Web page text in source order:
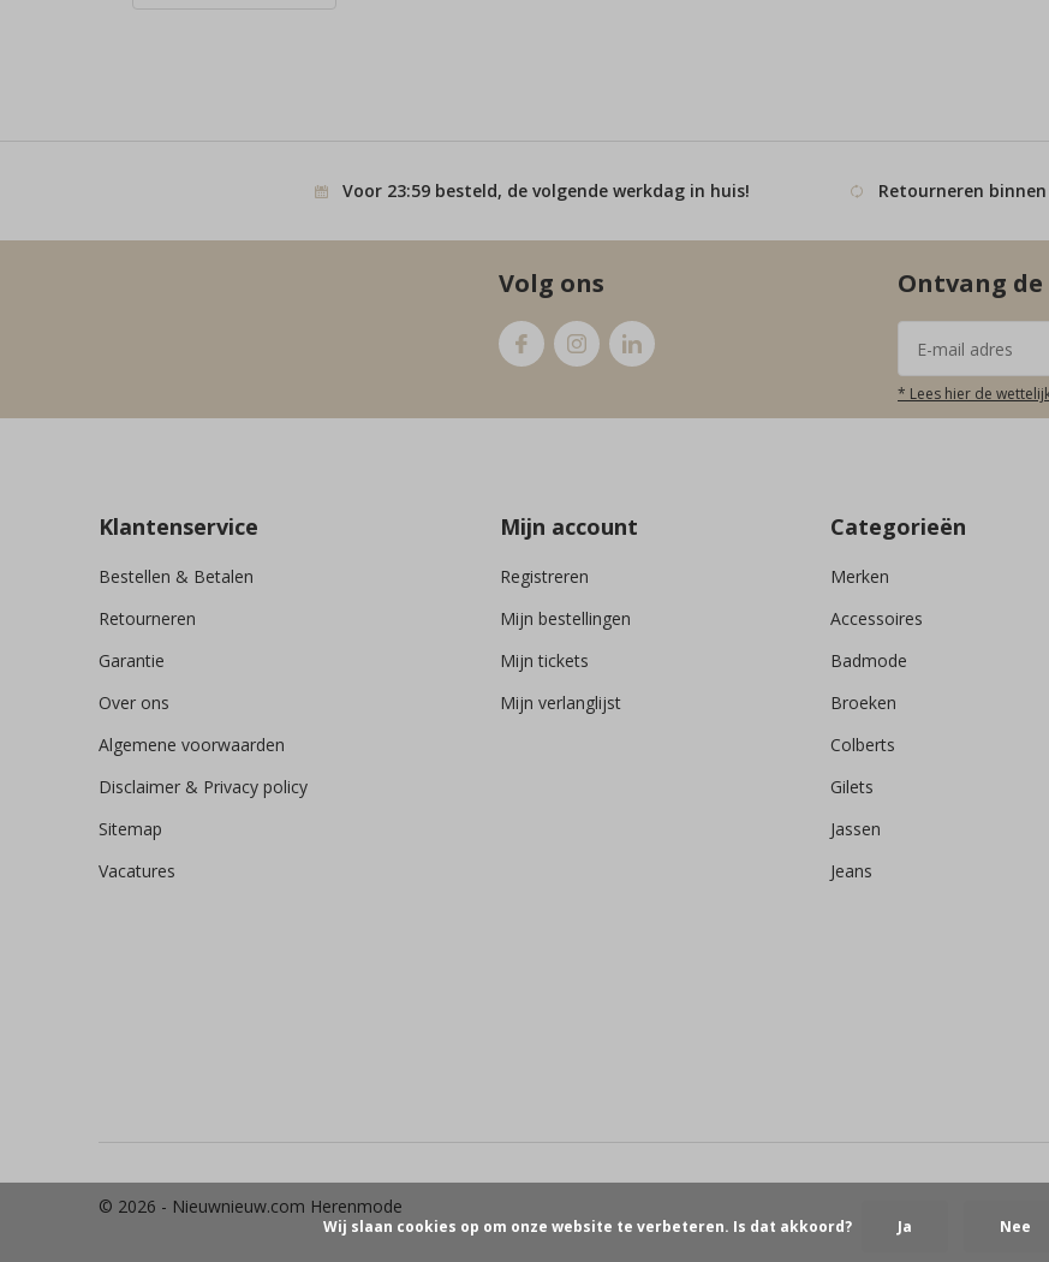
Voor 23:59 besteld, de volgende werkdag in huis! Retourneren
Volg ons Ontvang
* Lees hier de
Klantenservice
Bestellen & Betalen
Retourneren
Garantie
Over ons
Algemene voorwaarden
Disclaimer & Privacy policy
Sitemap
Vacatures
Mijn account
Registreren
Mijn bestellingen
Mijn tickets
Mijn verlanglijst
Categorieën
Merken
Accessoires
Badmode
Broeken
Colberts
Gilets
Jassen
Jeans
© 2026 - Nieuwnieuw.com Herenmode
Wij slaan cookies op om onze website te verbeteren. Is dat akkoord? Ja Nee